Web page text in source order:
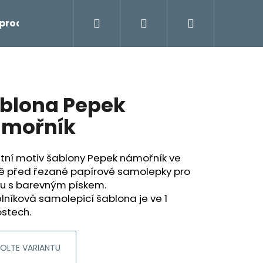
Přihlášení
Pepek
motiv šablony Pepek námořník ve
před řezané papírové samolepky pro
s barevným pískem.
samolepicí šablona je ve 1
VARIANTU